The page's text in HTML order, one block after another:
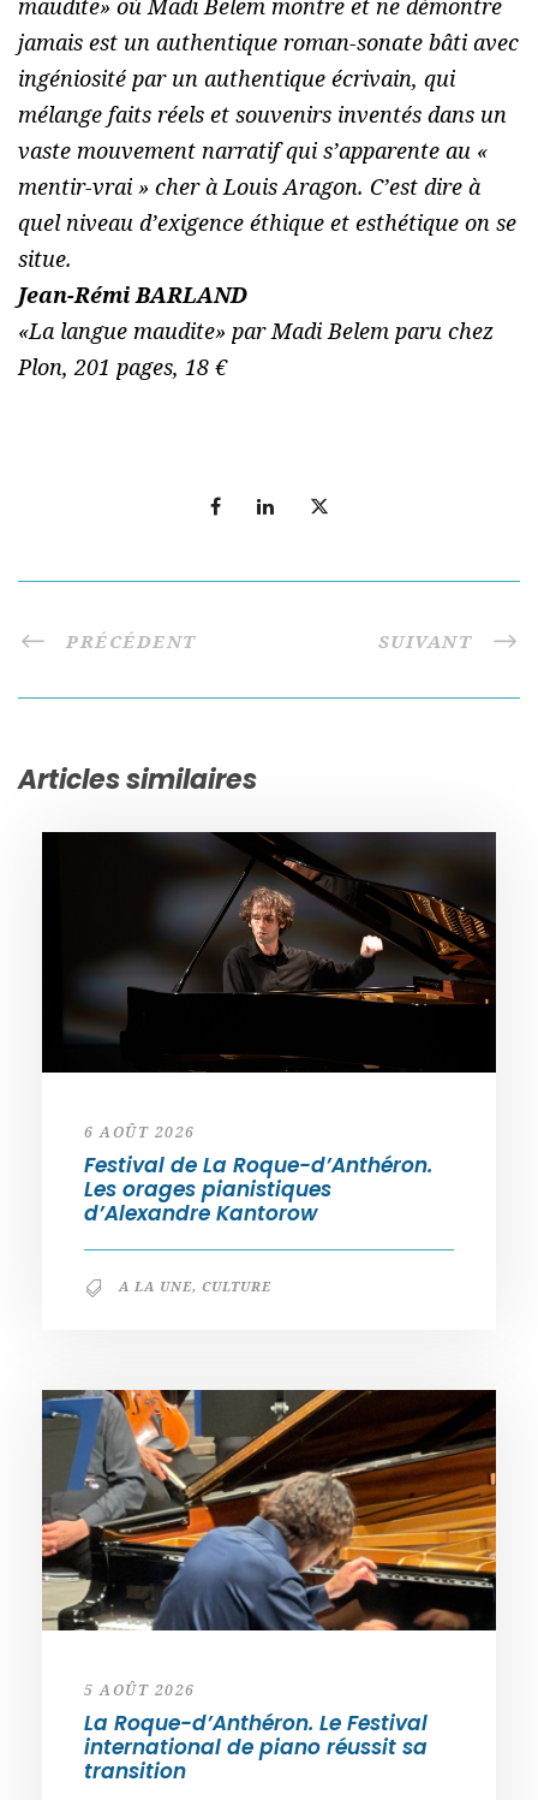
maudite» où Madi Belem montre et ne démontre
jamais est un authentique roman-sonate bâti avec
ingéniosité par un authentique écrivain, qui
mélange faits réels et souvenirs inventés dans un
vaste mouvement narratif qui s’apparente au «
mentir-vrai » cher à Louis Aragon. C’est dire à
quel niveau d’exigence éthique et esthétique on se
situe.
Jean-Rémi BARLAND
«La langue maudite» par Madi Belem paru chez
Plon, 201 pages, 18 €
PRÉCÉDENT SUIVANT
Articles similaires
6 AOÛT 2026
Festival de La Roque-d’Anthéron.
Les orages pianistiques
d’Alexandre Kantorow
A LA UNE, CULTURE
5 AOÛT 2026
La Roque-d’Anthéron. Le Festival
international de piano réussit sa
transition